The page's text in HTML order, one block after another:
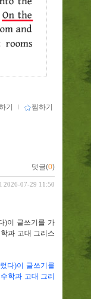
기 ｌ 찜하기
댓글(0)
2026-07-29 11:50
)이 글쓰기를 가
과 고대 그리스
다)이 글쓰기를
학과 고대 그리